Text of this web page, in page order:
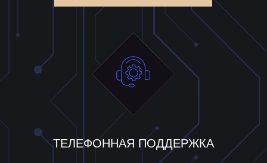
НА СТРАНИЦУ ВОПРОСЫ И ОТВЕТЫ